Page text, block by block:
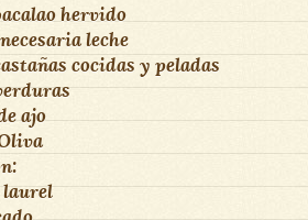
hervido
leche
cocidas y peladas
ajo
laurel